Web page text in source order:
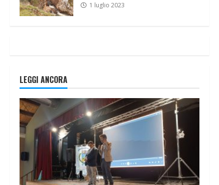
1 luglio 2023
LEGGI ANCORA